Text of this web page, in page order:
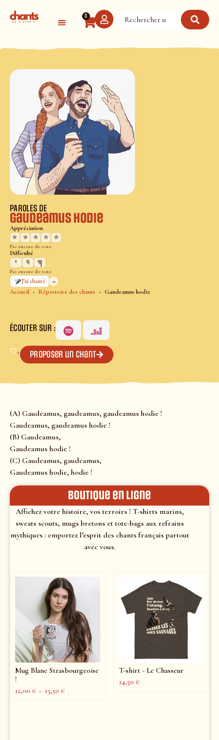
0
Accueil Répertoire des chants Gaudeamus hodie
PAROLES DE
Gaudeamus hodie
Appréciation
★
★ ★ ★ ★
Pas encore de vote
Difficulté
Pas encore de vote
J’ai chanté
0
ÉCOUTER SUR :
♡+ Proposer un chant
(A) Gaudeamus, gaudeamus, gaudeamus hodie !
Gaudeamus, gaudeamus hodie !
(B) Gaudeamus,
Gaudeamus hodie !
(C) Gaudeamus, gaudeamus,
Gaudeamus hodie, hodie !
Boutique en ligne
Affichez votre histoire, vos terroirs ! T-shirts marins,
sweats scouts, mugs bretons et tote-bags aux refrains
mythiques : emportez l’esprit des chants français partout
avec vous.
Mug Blanc Strasbourgeoise
!
12,00 € – 15,50 €
T-shirt - Le Chasseur
24,50 €